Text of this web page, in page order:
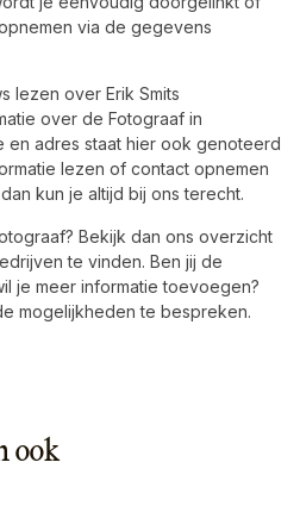
via de gegevens
lezen over Erik Smits
over de Fotograaf in
en adres staat hier ook genoteerd
lezen of contact opnemen
kun je altijd bij ons terecht.
Bekijk dan ons overzicht
te vinden. Ben jij de
je meer informatie toevoegen?
mogelijkheden te bespreken.
ook